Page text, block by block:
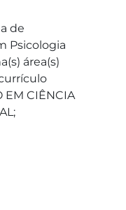
de
Psicologia
área(s)
CIÊNCIA